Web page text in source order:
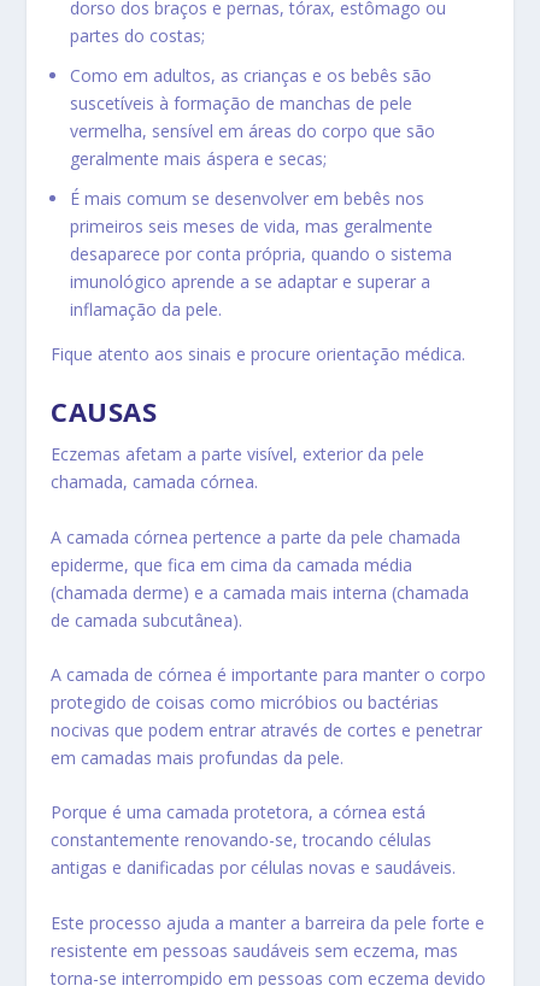
dorso dos braços e pernas, tórax, estômago ou
partes do costas;
Como em adultos, as crianças e os bebês são
suscetíveis à formação de manchas de pele
vermelha, sensível em áreas do corpo que são
geralmente mais áspera e secas;
É mais comum se desenvolver em bebês nos
primeiros seis meses de vida, mas geralmente
desaparece por conta própria, quando o sistema
imunológico aprende a se adaptar e superar a
inflamação da pele.
Fique atento aos sinais e procure orientação médica.
CAUSAS
Eczemas afetam a parte visível, exterior da pele
chamada, camada córnea.
A camada córnea pertence a parte da pele chamada
epiderme, que fica em cima da camada média
(chamada derme) e a camada mais interna (chamada
de camada subcutânea).
A camada de córnea é importante para manter o corpo
protegido de coisas como micróbios ou bactérias
nocivas que podem entrar através de cortes e penetrar
em camadas mais profundas da pele.
Porque é uma camada protetora, a córnea está
constantemente renovando-se, trocando células
antigas e danificadas por células novas e saudáveis.
Este processo ajuda a manter a barreira da pele forte e
resistente em pessoas saudáveis sem eczema, mas
torna-se interrompido em pessoas com eczema devido